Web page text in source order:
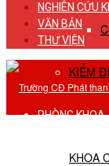
KIỂM
PHÒNG KHOA
KHOA
NGHIÊN CỨU
VĂN BẢN
THƯ VIỆN